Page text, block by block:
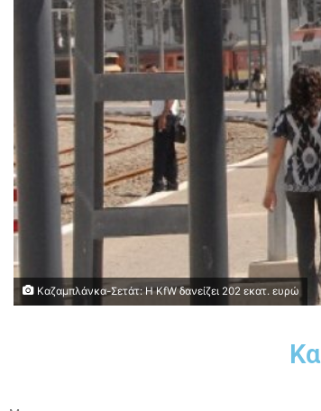
Καζαμπλάνκα-Σετάτ: Η KfW δανείζει 202 εκατ. ευρώ